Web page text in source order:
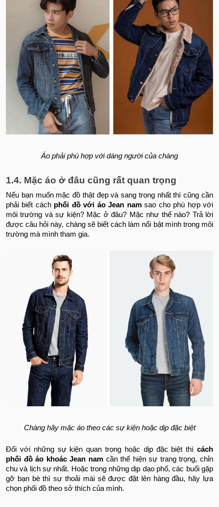
Áo phải phù hợp với dáng người của chàng
1.4. Mặc áo ở đâu cũng rất quan trọng
Nếu bạn muốn mặc đồ thật đẹp và sang trọng nhất thì cũng cần
phải biết cách phối đồ với áo Jean namsao cho phù hợp với
môi trường và sự kiện? Mặc ở đâu? Mặc như thế nào? Trả lời
được câu hỏi này, chàng sẽ biết cách làm nổi bật mình trong môi
trường mà mình tham gia.
Chàng hãy mặc áo theo các sự kiện hoặc dịp đặc biệt
Đối với những sự kiện quan trọng hoặc dịp đặc biệt thì cách
phối đồ áo khoác Jean nam cần thể hiện sự trang trọng, chỉn
chu và lịch sự nhất. Hoặc trong những dịp dạo phố, các buổi gặp
gỡ bạn bè thì sự thoải mái sẽ được đặt lên hàng đầu, hãy lựa
chọn phối đồ theo sở thích của mình.